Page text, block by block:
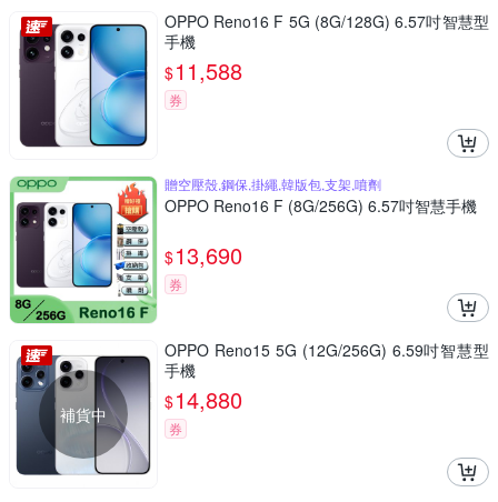
OPPO Reno16 F 5G (8G/128G) 6.57吋智慧型
手機
$11,588
券
贈空壓殼,鋼保,掛繩,韓版包,支架,噴劑
OPPO Reno16 F (8G/256G) 6.57吋智慧手機
$13,690
券
補貨中
OPPO Reno15 5G (12G/256G) 6.59吋智慧型
手機
$14,880
券